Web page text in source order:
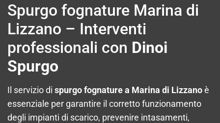
Spurgo fognature Marina di
Lizzano – Interventi
professionali con Dinoi
Spurgo
Il servizio di spurgo fognature a Marina di Lizzanoè
essenziale per garantire il corretto funzionamento
degli impianti di scarico, prevenire intasamenti,